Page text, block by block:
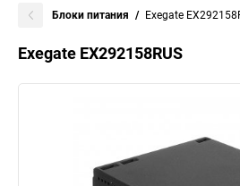
Блоки питания Exegate
Exegate EX292158RUS